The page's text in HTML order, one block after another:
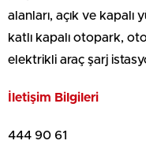
alanları, açık ve kapalı
katlı kapalı otopark,
elektrikli araç şarj
İletişim Bilgileri
444 90 61